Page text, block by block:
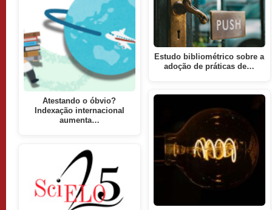
Atestando o óbvio?
Indexação internacional
aumenta…
Estudo bibliométrico sobre a
adoção de práticas de…